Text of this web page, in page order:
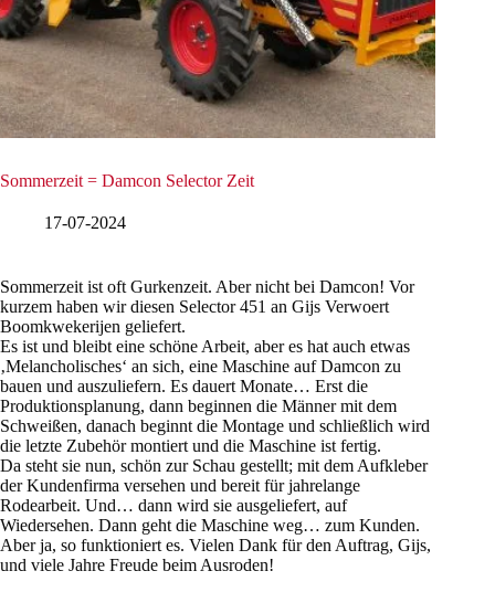
Sommerzeit = Damcon Selector Zeit
17-07-2024
Sommerzeit ist oft Gurkenzeit. Aber nicht bei Damcon! Vor
kurzem haben wir diesen Selector 451 an Gijs Verwoert
Boomkwekerijen geliefert.
Es ist und bleibt eine schöne Arbeit, aber es hat auch etwas
‚Melancholisches‘ an sich, eine Maschine auf Damcon zu
bauen und auszuliefern. Es dauert Monate… Erst die
Produktionsplanung, dann beginnen die Männer mit dem
Schweißen, danach beginnt die Montage und schließlich wird
die letzte Zubehör montiert und die Maschine ist fertig.
Da steht sie nun, schön zur Schau gestellt; mit dem Aufkleber
der Kundenfirma versehen und bereit für jahrelange
Rodearbeit. Und… dann wird sie ausgeliefert, auf
Wiedersehen. Dann geht die Maschine weg… zum Kunden.
Aber ja, so funktioniert es. Vielen Dank für den Auftrag, Gijs,
und viele Jahre Freude beim Ausroden!